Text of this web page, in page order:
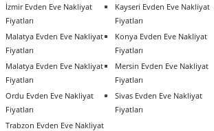
İzmir Evden Eve Nakliyat
Fiyatları
Kayseri Evden Eve Nakliyat
Fiyatları
Malatya Evden Eve Nakliyat
Fiyatları
Konya Evden Eve Nakliyat
Fiyatları
Malatya Evden Eve Nakliyat
Fiyatları
Mersin Evden Eve Nakliyat
Fiyatları
Ordu Evden Eve Nakliyat
Fiyatları
Sivas Evden Eve Nakliyat
Fiyatları
Trabzon Evden Eve Nakliyat